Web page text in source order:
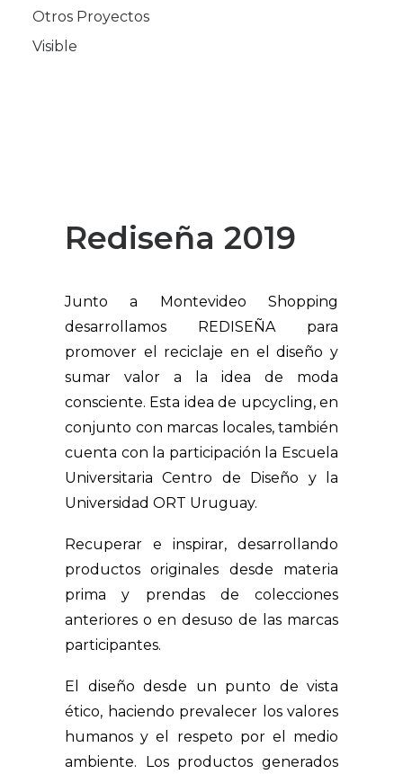
Otros Proyectos
Visible
Rediseña 2019
Junto a Montevideo Shopping
desarrollamos REDISEÑA para
promover el reciclaje en el diseño y
sumar valor a la idea de moda
consciente. Esta idea de upcycling, en
conjunto con marcas locales, también
cuenta con la participación la Escuela
Universitaria Centro de Diseño y la
Universidad ORT Uruguay.
Recuperar e inspirar, desarrollando
productos originales desde materia
prima y prendas de colecciones
anteriores o en desuso de las marcas
participantes.
El diseño desde un punto de vista
ético, haciendo prevalecer los valores
humanos y el respeto por el medio
ambiente. Los productos generados